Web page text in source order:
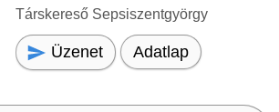
Társkereső Sepsiszentgyörgy
Üzenet Adatlap